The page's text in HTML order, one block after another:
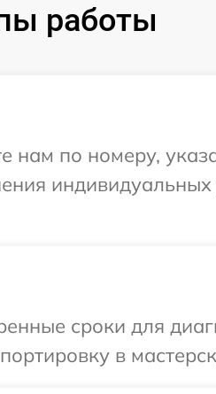
работы
по номеру,
сроки для
в